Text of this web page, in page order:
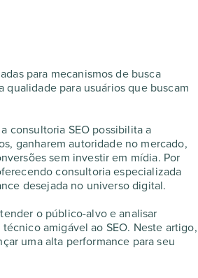
para mecanismos de busca
para usuários que buscam
consultoria SEO possibilita a
ganharem autoridade no mercado,
sem investir em mídia. Por
consultoria especializada
desejada no universo digital.
o público-alvo e analisar
amigável ao SEO. Neste artigo,
uma alta performance para seu